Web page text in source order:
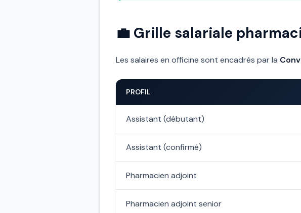
💼 Grille salariale
Les salaires en officine sont encadrés par la
PROFIL
Assistant (débutant)
Assistant (confirmé)
Pharmacien adjoint
Pharmacien adjoint senior